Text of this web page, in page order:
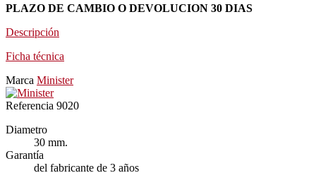
PLAZO DE CAMBIO O DEVOLUCION 30 DIAS
Descripción
Ficha técnica
Marca Minister
Referencia 9020
Diametro
30 mm.
Garantía
del fabricante de 3 años